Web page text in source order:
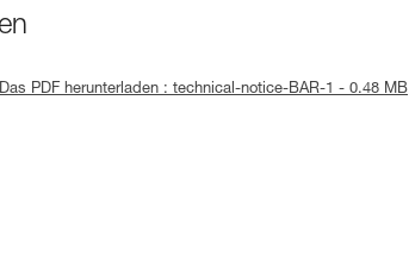
Das PDF herunterladen : technical-notice-BAR-1 - 0.48 MB